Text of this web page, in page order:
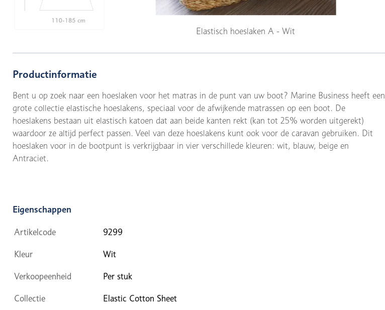
Elastisch hoeslaken A - Wit
Productinformatie
Bent u op zoek naar een hoeslaken voor het matras in de punt van uw boot? Marine Business heeft een
grote collectie elastische hoeslakens, speciaal voor de afwijkende matrassen op een boot. De
hoeslakens bestaan uit elastisch katoen dat aan beide kanten rekt (kan tot 25% worden uitgerekt)
waardoor ze altijd perfect passen. Veel van deze hoeslakens kunt ook voor de caravan gebruiken. Dit
hoeslaken voor in de bootpunt is verkrijgbaar in vier verschillede kleuren: wit, blauw, beige en
Antraciet.
Eigenschappen
Artikelcode 9299
Kleur Wit
Verkoopeenheid Per stuk
Collectie Elastic Cotton Sheet